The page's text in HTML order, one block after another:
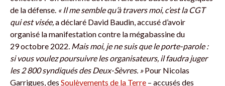
de la défense. « Il me semble qu’à travers moi, c’est la CGT
qui est visée,a déclaré David Baudin, accusé d’avoir
organisé la manifestation contre la mégabassine du
29 octobre 2022. Mais moi, je ne suis que le porte-parole :
si vous voulez poursuivre les organisateurs, il faudra juger
les 2 800 syndiqués des Deux-Sèvres. »Pour Nicolas
Garrigues, des Soulèvements de la Terre – accusés des